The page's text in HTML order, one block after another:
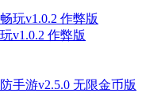
v1.0.2 作弊版